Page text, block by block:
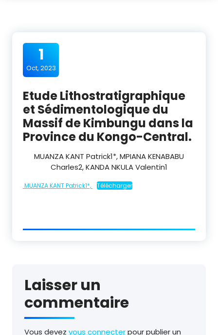
1
Oct, 2023
Etude Lithostratigraphique
et Sédimentologique du
Massif de Kimbungu dans la
Province du Kongo-Central.
MUANZA KANT Patrick1*, MPIANA KENABABU
Charles2, KANDA NKULA Valentin1
MUANZA KANT Patrick1*, Télécharger
Laisser un
commentaire
Vous devez vous connecterpour publier un